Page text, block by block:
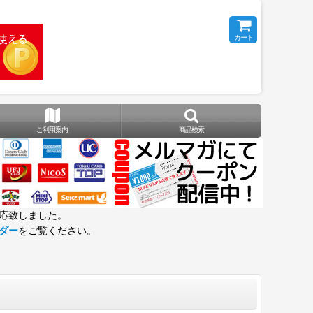
カート
ご利用案内 商品検索
致しました。
ーをご覧ください。